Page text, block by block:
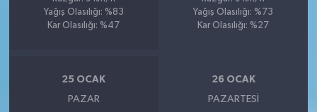
Yağış Olasılığı: %83
Kar Olasılığı: %47
Yağış Olasılığı: %73
Kar Olasılığı: %27
25 OCAK
PAZAR
26 OCAK
PAZARTESI